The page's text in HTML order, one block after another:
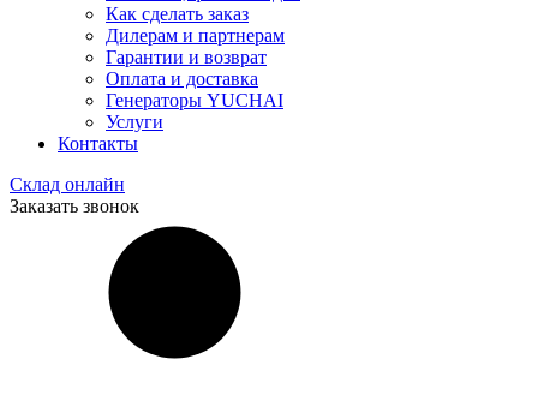
Как сделать заказ
Дилерам и партнерам
Гарантии и возврат
Оплата и доставка
Генераторы YUCHAI
Услуги
Контакты
Склад онлайн
Заказать звонок